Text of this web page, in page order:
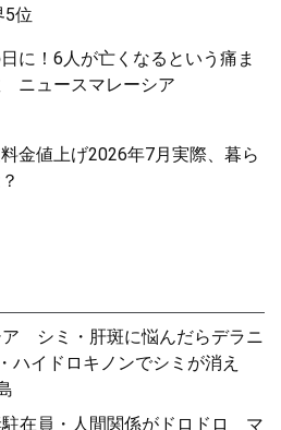
5位
に！6人が亡くなるという痛ま
ニュースマレーシア
金値上げ2026年7月実際、暮ら
ア シミ・肝斑に悩んだらデラニ
ハイドロキノンでシミが消え
駐在員・人間関係がドロドロ マ